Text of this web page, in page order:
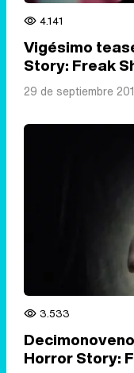
4.141
Vigésimo
Story: Freak
29 de septiembre
3.533
Horror Story: